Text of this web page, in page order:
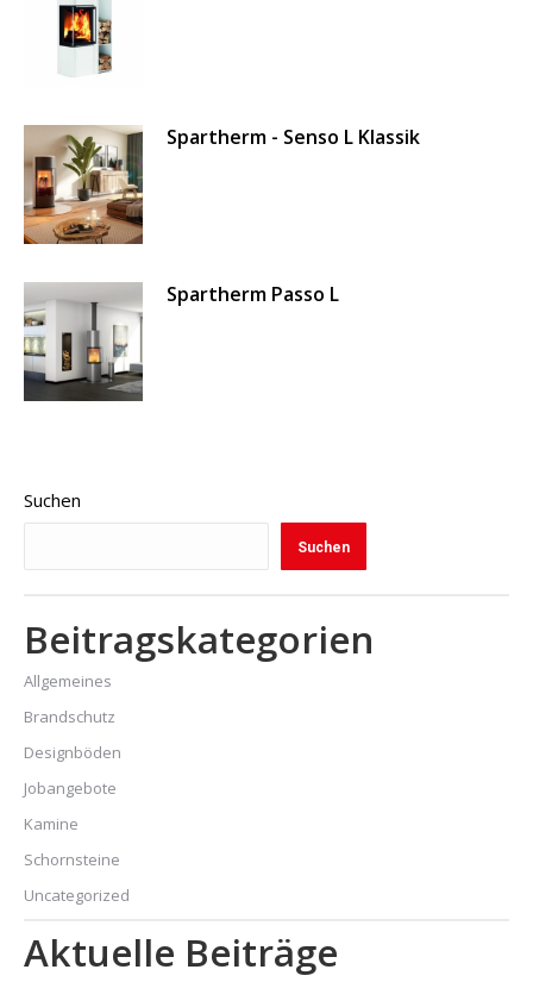
Spartherm - Senso L Klassik
Spartherm Passo L
Suchen
Suchen
Beitragskategorien
Allgemeines
Brandschutz
Designböden
Jobangebote
Kamine
Schornsteine
Uncategorized
Aktuelle Beiträge